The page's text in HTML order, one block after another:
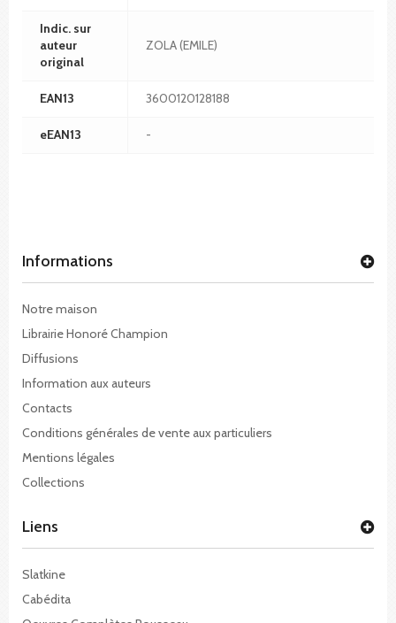
Indic. sur
auteur
original
ZOLA (EMILE)
EAN13 3600120128188
eEAN13 -
Informations
Notre maison
Librairie Honoré Champion
Diffusions
Information aux auteurs
Contacts
Conditions générales de vente aux particuliers
Mentions légales
Collections
Liens
Slatkine
Cabédita